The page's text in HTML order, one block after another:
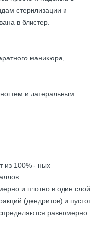
стерилизации и
в блистер.
маникюра,
и латеральным
из 100% - ных
и плотно в один слой
(дендритов) и пустот
равномерно